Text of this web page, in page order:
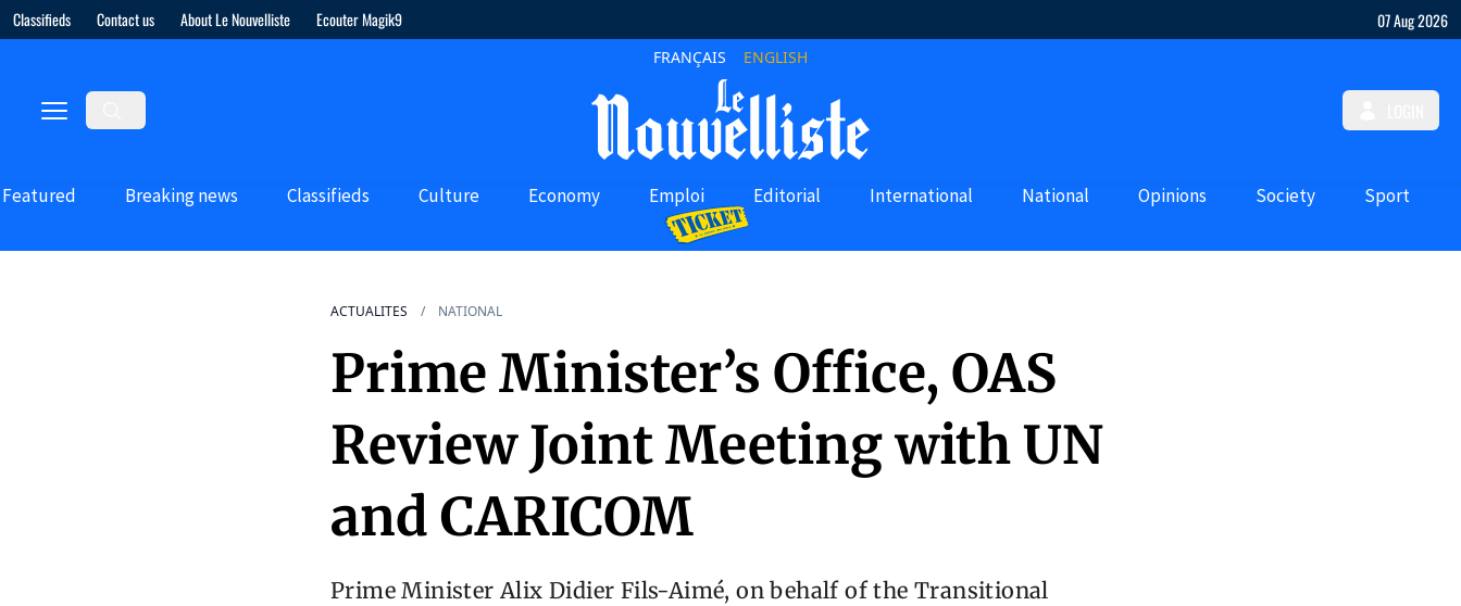
Classifieds Contact us About Le Nouvelliste Ecouter Magik9 07 Aug 2026
FRANÇAIS ENGLISH
Featured Breaking news Classifieds Culture Economy Emploi Editorial International National Opinions Society Sport
ACTUALITES NATIONAL
Prime Minister’s Office, OAS
Review Joint Meeting with UN
and CARICOM
Prime Minister Alix Didier Fils-Aimé, on behalf of the Transitional